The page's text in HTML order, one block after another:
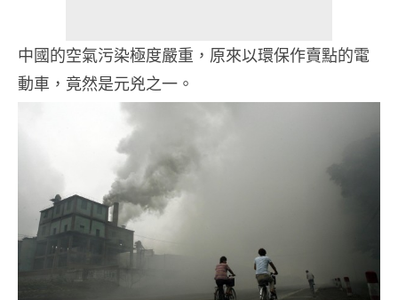
中國的空氣污染極度嚴重，原來以環保作賣點的電
動車，竟然是元兇之一。